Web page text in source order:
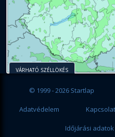
VÁRHATÓ SZÉLLÖKÉS
© 1999 - 2026 Startlap
Adatvédelem
Időjárási